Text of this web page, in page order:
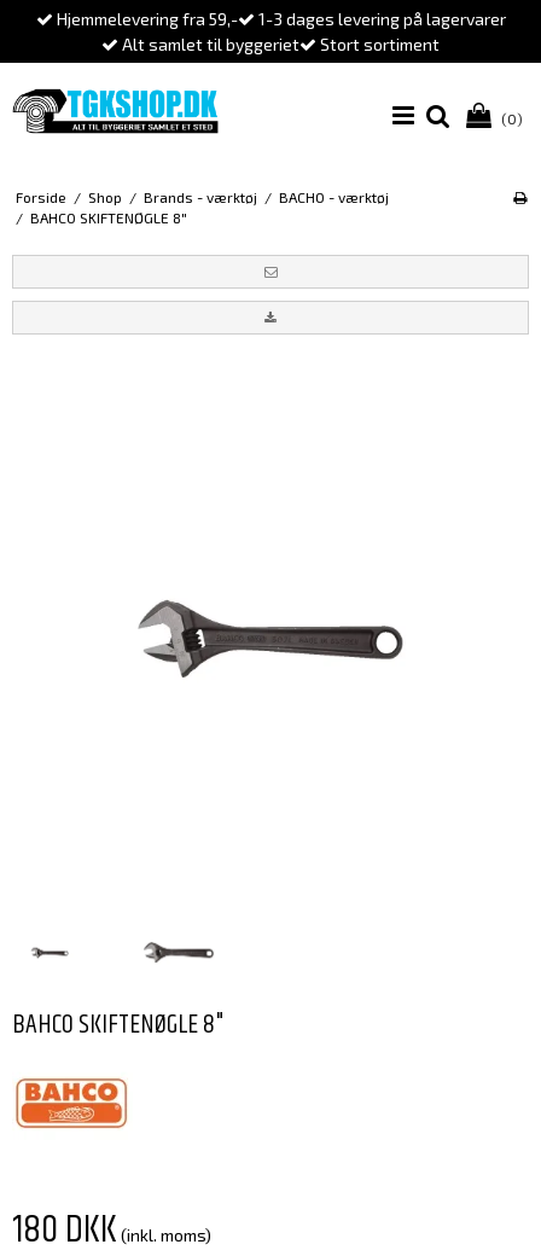
Hjemmelevering fra 59,-
1-3 dages levering på lagervarer
Alt samlet til byggeriet
Stort sortiment
(0)
Forside / Shop / Brands - værktøj / BACHO - værktøj
/ BAHCO SKIFTENØGLE 8"
BAHCO SKIFTENØGLE 8"
180 DKK (inkl. moms)